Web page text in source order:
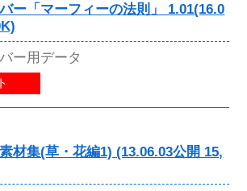
ー「マーフィーの法則」 1.01(16.0
ー用データ
材集(草・花編1) (13.06.03公開 15,